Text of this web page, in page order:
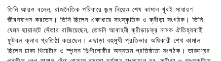
তিনি আরও বলেন, রাজনৈতিক পরিবারে জন্ম নিয়েও শেখ কামাল খুবই সাধারণ
জীবনযাপন করতেন। তিনি ছিলেন একাধারে সাংস্কৃতিক ও ক্রীড়া সংগঠক। তিনি
যেমন ছায়ানটে সেঁতার বাজিয়েছেন, তেমনি আবাহনী ক্রীড়াচক্র নামক ঐতিহ্যবাহী
ফুটবল ক্লাব প্রতিষ্ঠা করেছেন। এছাড়া বহুমুখী প্রতিভার অধিকারী শেখ কামাল
ছিলেন ঢাকা থিয়েটার ও স্পন্দন শিল্পীগোষ্ঠীর অন্যতম প্রতিষ্ঠাতা সংগঠক। তারুণ্যের